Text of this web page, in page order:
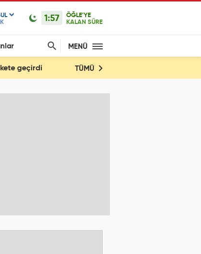
1:57
ÖĞLE'YE
KALAN SÜRE
MENÜ
geçirdi TÜMÜ